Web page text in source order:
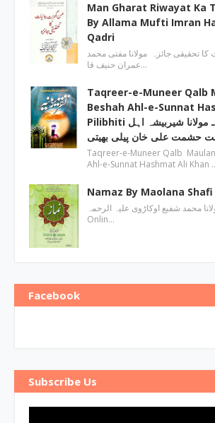
Man Gharat Riwayat Ka
By Allama Mufti Imran
Qadri
تحقیقی جائزہ مولانا مفتی محمد
عمران حنیف قا…
Taqreer-e-Muneer Qalb
Beshah Ahl-e-Sunnat
Pilibhiti تقریر منیر قلب ـ مولانا شیربیشہ اہل
حشمت علی خان پیلی بھیتی
Taqreer-e-Muneer Qalb
Ahl-e-Sunnat Hashmat Ali Khan
Namaz By Maolana
محمد شفیع اوکاڑوی علیہ الرحمہ
Onlin…
Facebook
Subscribe Us